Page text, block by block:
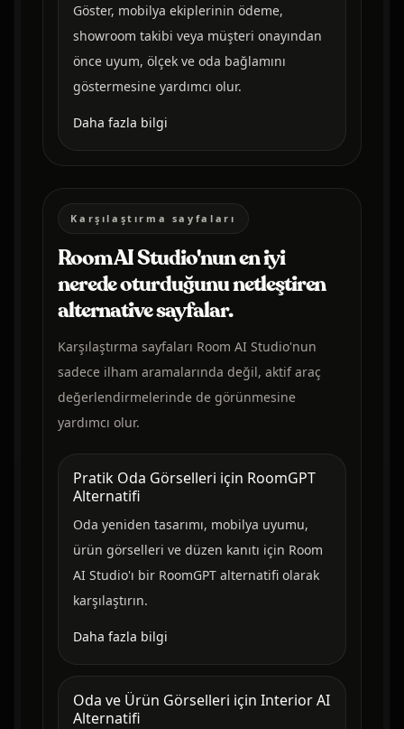
Göster, mobilya ekiplerinin ödeme,
showroom takibi veya müşteri onayından
önce uyum, ölçek ve oda bağlamını
göstermesine yardımcı olur.
Daha fazla bilgi
Karşılaştırma sayfaları
Room AI Studio'nun en iyi
nerede oturduğunu netleştiren
alternative sayfalar.
Karşılaştırma sayfaları Room AI Studio'nun
sadece ilham aramalarında değil, aktif araç
değerlendirmelerinde de görünmesine
yardımcı olur.
Pratik Oda Görselleri için RoomGPT
Alternatifi
Oda yeniden tasarımı, mobilya uyumu,
ürün görselleri ve düzen kanıtı için Room
AI Studio'ı bir RoomGPT alternatifi olarak
karşılaştırın.
Daha fazla bilgi
Oda ve Ürün Görselleri için Interior AI
Alternatifi